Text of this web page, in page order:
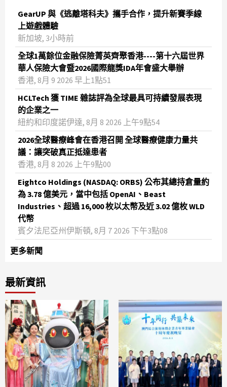
GearUP 與《逃離塔科夫》攜手合作，提升新賽季線
上遊戲體驗
新加坡, 3小時前
全球1萬餘位金融保險菁英齊聚香港----第十六屆世界
華人保險大會暨2026國際龍獎IDA年會盛大舉辦
香港, 8月 9 2026 早上1點51
HCLTech 獲 TIME 雜誌評為全球最具可持續發展表現
的企業之一
紐約和印度諾伊達, 8月 8 2026 上午9點54
2026全球醫療峰會在香港召開 全球醫療健康力量共
議：讓突破真正抵達患者
香港, 8月 8 2026 上午9點00
Eightco Holdings (NASDAQ: ORBS) 公布其總持倉量約
為 3.78 億美元，當中包括 OpenAI、Beast
Industries、超過 16,000 枚以太幣及近 3.02 億枚 WLD
代幣
賓夕法尼亞州伊斯頓, 8月 7 2026 下午3點08
更多新聞
最新資訊